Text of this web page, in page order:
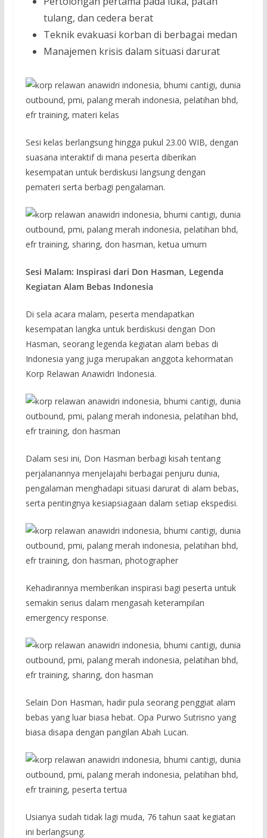
tulang, dan cedera berat
Teknik evakuasi korban di berbagai medan
Manajemen krisis dalam situasi darurat
Sesi kelas berlangsung hingga pukul 23.00 WIB, dengan
suasana interaktif di mana peserta diberikan
kesempatan untuk berdiskusi langsung dengan
pemateri serta berbagi pengalaman.
Sesi Malam: Inspirasi dari Don Hasman, Legenda
Kegiatan Alam Bebas Indonesia
Di sela acara malam, peserta mendapatkan
kesempatan langka untuk berdiskusi dengan Don
Hasman, seorang legenda kegiatan alam bebas di
Indonesia yang juga merupakan anggota kehormatan
Korp Relawan Anawidri Indonesia.
Dalam sesi ini, Don Hasman berbagi kisah tentang
perjalanannya menjelajahi berbagai penjuru dunia,
pengalaman menghadapi situasi darurat di alam bebas,
serta pentingnya kesiapsiagaan dalam setiap ekspedisi.
Kehadirannya memberikan inspirasi bagi peserta untuk
semakin serius dalam mengasah keterampilan
emergency response.
Selain Don Hasman, hadir pula seorang penggiat alam
bebas yang luar biasa hebat. Opa Purwo Sutrisno yang
biasa disapa dengan pangilan Abah Lucan.
Usianya sudah tidak lagi muda, 76 tahun saat kegiatan
ini berlangsung.